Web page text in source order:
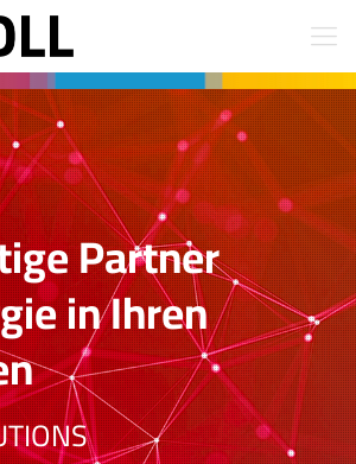
Partner
in Ihren